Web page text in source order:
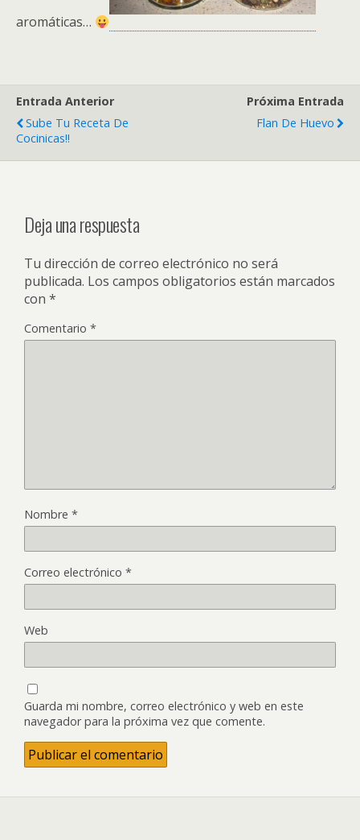
aromáticas…
Entrada Anterior
Sube Tu Receta De
Cocinicas!!
Próxima Entrada
Flan De Huevo
Deja una respuesta
Tu dirección de correo electrónico no será
publicada. Los campos obligatorios están marcados
con *
Comentario *
Nombre *
Correo electrónico *
Web
Guarda mi nombre, correo electrónico y web en este
navegador para la próxima vez que comente.